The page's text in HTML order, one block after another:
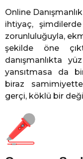
Online
ihtiyaç,
zorunluluğuyla,
şekilde öne
danışmanlıkta
yansıtmasa da
biraz
gerçi, köklü bir